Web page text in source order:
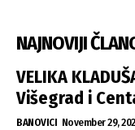
NAJNOVIJI
VELIKA
Višegrad i
BANOVICI November 29,